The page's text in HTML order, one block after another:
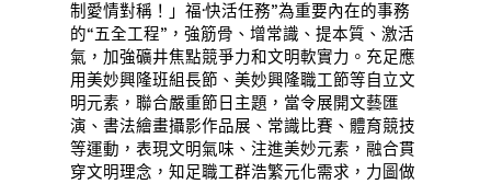
制愛情對稱！」福·快活任務”為重要內在的事務
的“五全工程”，強筋骨、增常識、提本質、激活
氣，加強礦井焦點競爭力和文明軟實力。充足應
用美妙興隆班組長節、美妙興隆職工節等自立文
明元素，聯合嚴重節日主題，當令展開文藝匯
演、書法繪畫攝影作品展、常識比賽、體育競技
等運動，表現文明氣味、注進美妙元素，融合貫
穿文明理念，知足職工群浩繁元化需求，力圖做